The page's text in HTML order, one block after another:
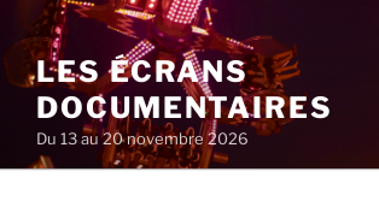
au
contenu
principal
LES ÉCRANS
DOCUMENTAIRES
Du 13 au 20 novembre 2026